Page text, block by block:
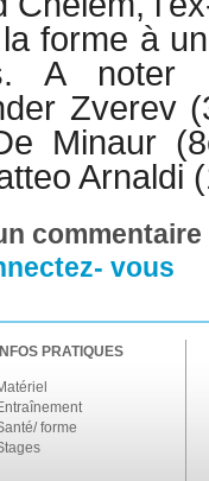
forme à
A noter
Zverev
Minaur
Arnaldi
vous
INFOS PRATIQUES
forme